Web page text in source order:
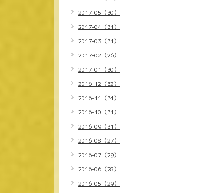
2017-05（30）
2017-04（31）
2017-03（31）
2017-02（26）
2017-01（30）
2016-12（32）
2016-11（34）
2016-10（31）
2016-09（31）
2016-08（27）
2016-07（29）
2016-06（28）
2016-05（29）